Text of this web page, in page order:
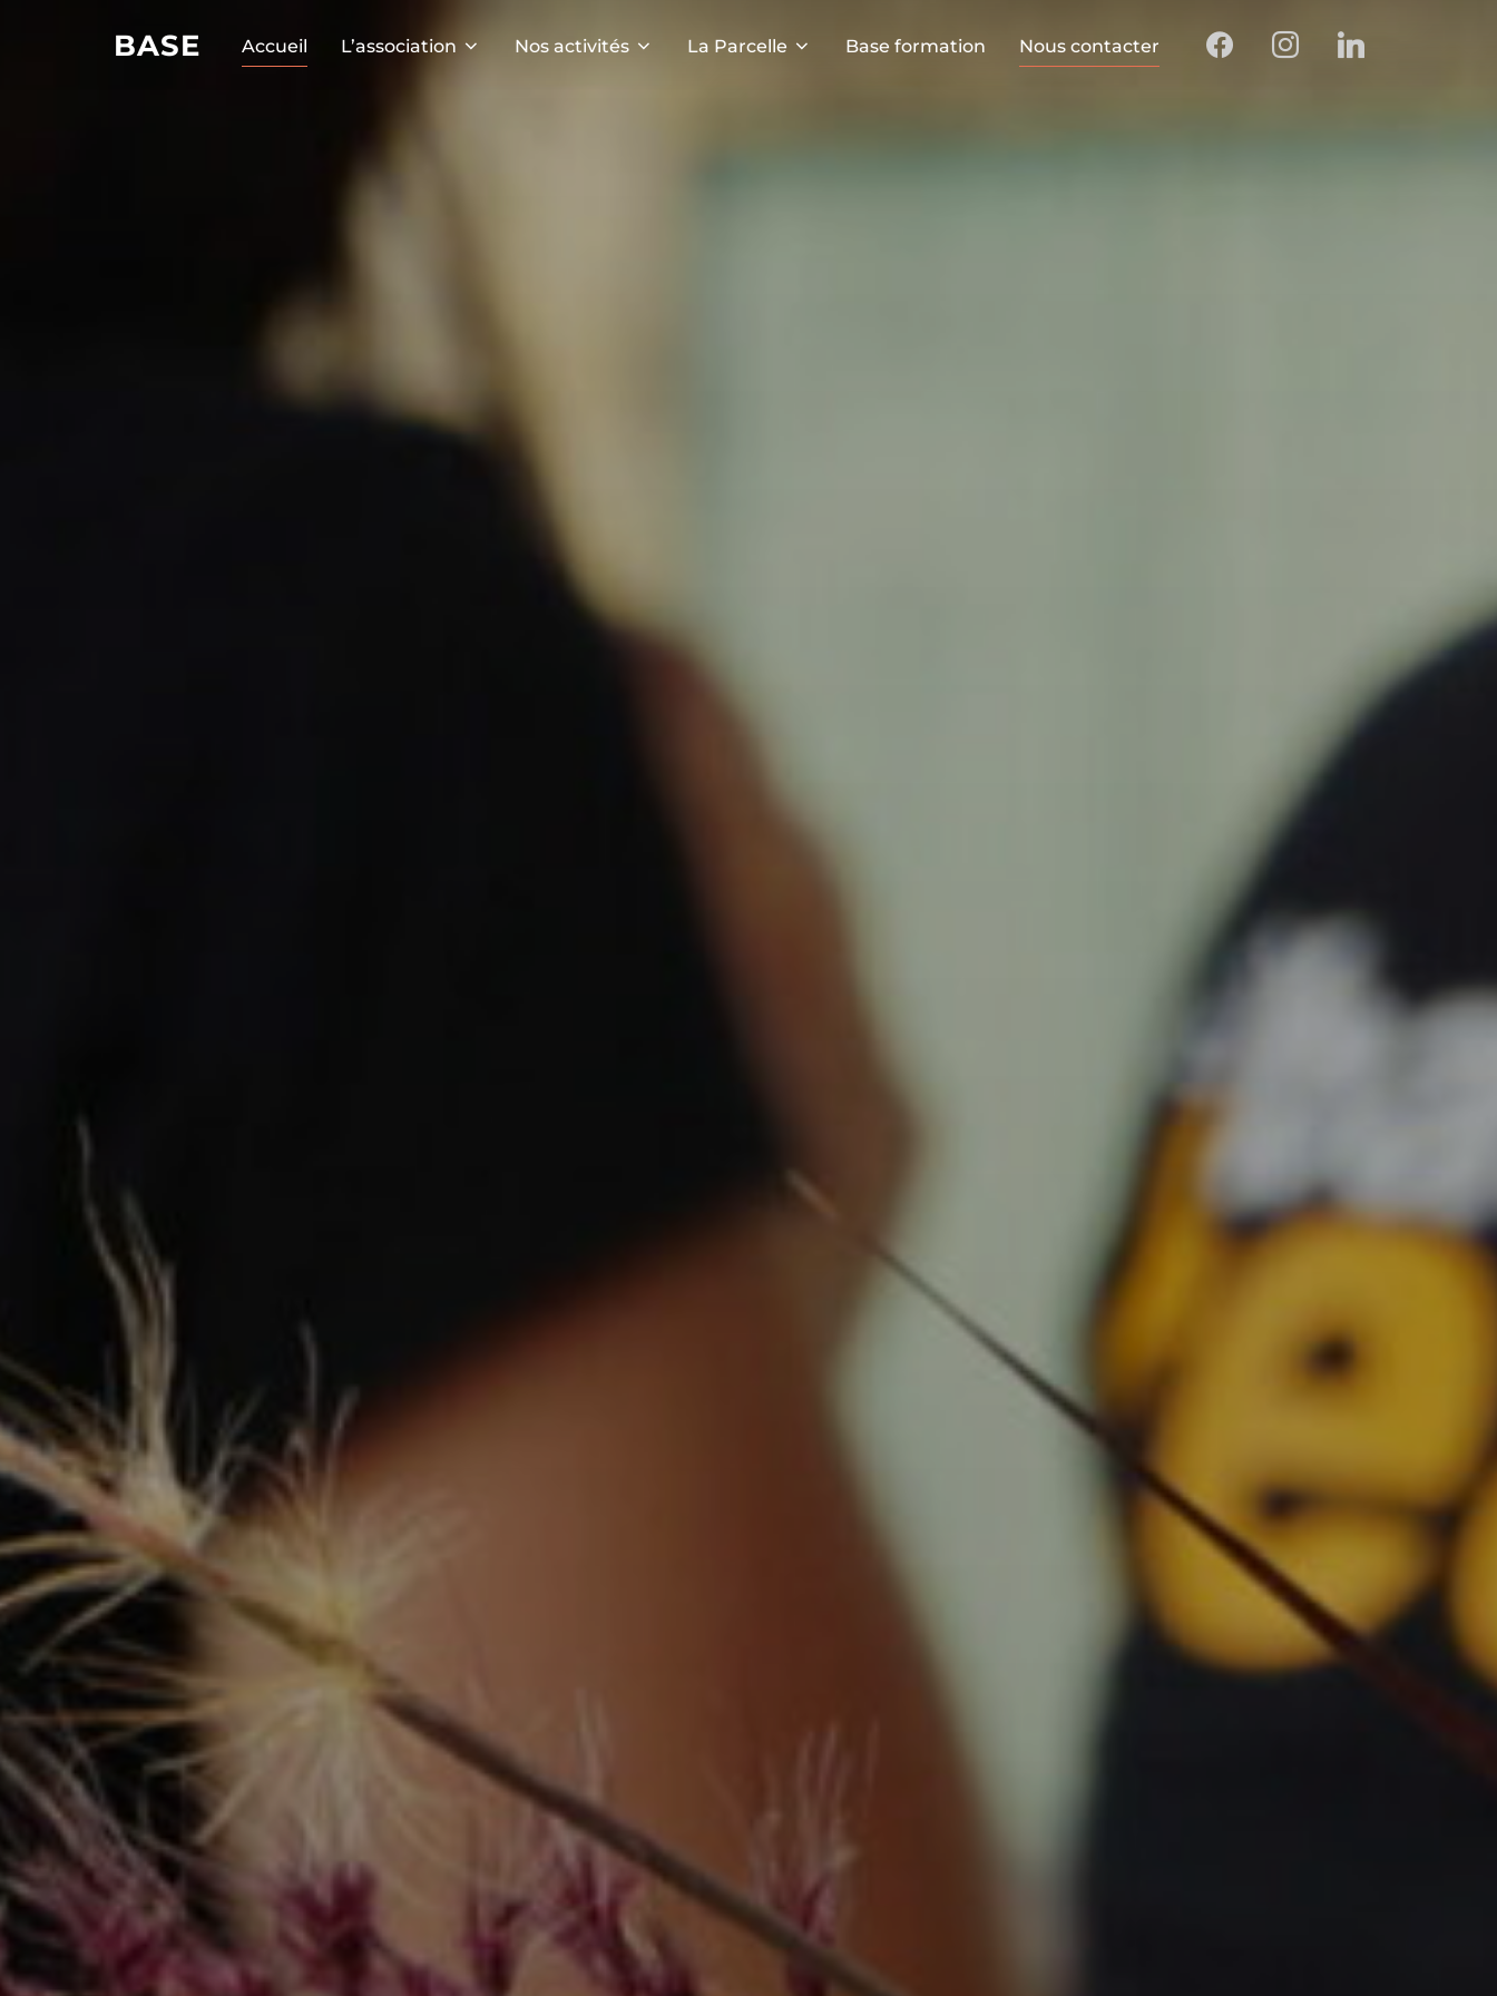
BASE Accueil L’association Nos activités La Parcelle Base formation Nous contacter